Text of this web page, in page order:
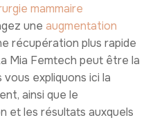
mammaire
une augmentation
récupération plus rapide
Mia Femtech peut être la
expliquons ici la
ainsi que le
et les résultats auxquels